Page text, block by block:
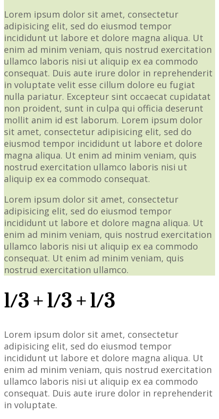
Lorem ipsum dolor sit amet, consectetur
adipisicing elit, sed do eiusmod tempor
incididunt ut labore et dolore magna aliqua. Ut
enim ad minim veniam, quis nostrud exercitation
ullamco laboris nisi ut aliquip ex ea commodo
consequat. Duis aute irure dolor in reprehenderit
in voluptate velit esse cillum dolore eu fugiat
nulla pariatur. Excepteur sint occaecat cupidatat
non proident, sunt in culpa qui officia deserunt
mollit anim id est laborum. Lorem ipsum dolor
sit amet, consectetur adipisicing elit, sed do
eiusmod tempor incididunt ut labore et dolore
magna aliqua. Ut enim ad minim veniam, quis
nostrud exercitation ullamco laboris nisi ut
aliquip ex ea commodo consequat.
Lorem ipsum dolor sit amet, consectetur
adipisicing elit, sed do eiusmod tempor
incididunt ut labore et dolore magna aliqua. Ut
enim ad minim veniam, quis nostrud exercitation
ullamco laboris nisi ut aliquip ex ea commodo
consequat. Ut enim ad minim veniam, quis
nostrud exercitation ullamco.
1/3 + 1/3 + 1/3
Lorem ipsum dolor sit amet, consectetur
adipisicing elit, sed do eiusmod tempor
incididunt ut labore et dolore magna aliqua. Ut
enim ad minim veniam, quis nostrud exercitation
ullamco laboris nisi ut aliquip ex ea commodo
consequat. Duis aute irure dolor in reprehenderit
in voluptate.